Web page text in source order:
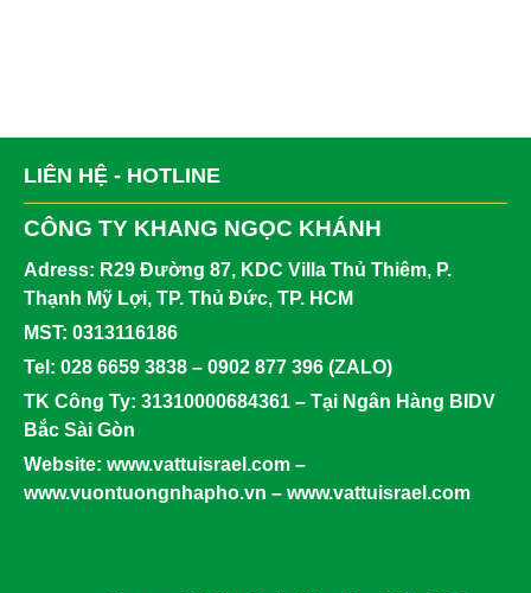
LIÊN HỆ - HOTLINE
CÔNG TY KHANG NGỌC KHÁNH
Adress: R29 Đường 87, KDC Villa Thủ Thiêm, P.
Thạnh Mỹ Lợi, TP. Thủ Đức, TP. HCM
MST: 0313116186
Tel: 028 6659 3838 – 0902 877 396 (ZALO)
TK Công Ty: 31310000684361 – Tại Ngân Hàng BIDV
Bắc Sài Gòn
Website: www.vattuisrael.com –
www.vuontuongnhapho.vn – www.vattuisrael.com